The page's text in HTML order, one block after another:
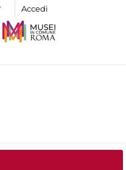
Accedi